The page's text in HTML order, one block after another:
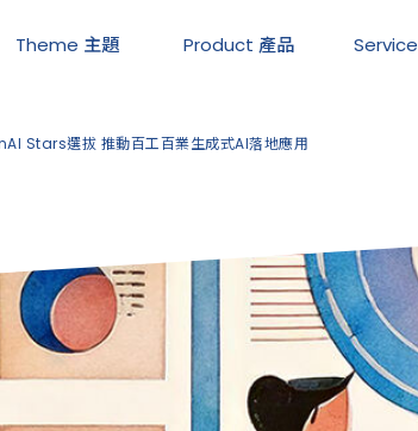
Theme 主題 Product 產品 Service
Stars選拔 推動百工百業生成式AI落地應用